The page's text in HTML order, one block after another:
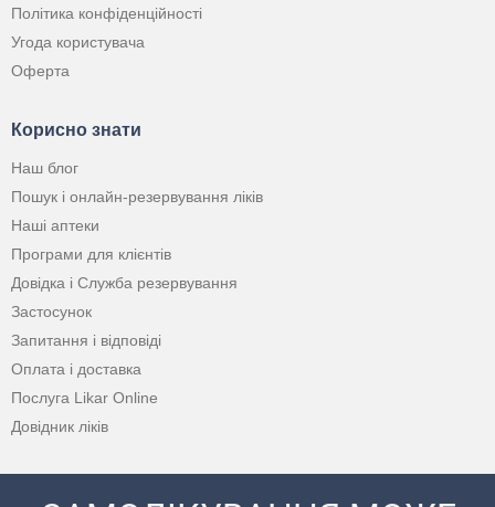
Політика конфіденційності
Угода користувача
Оферта
Корисно знати
Наш блог
Пошук і онлайн-резервування ліків
Наші аптеки
Програми для клієнтів
Довідка і Служба резервування
Застосунок
Запитання і відповіді
Оплата і доставка
Послуга Likar Online
Довідник ліків